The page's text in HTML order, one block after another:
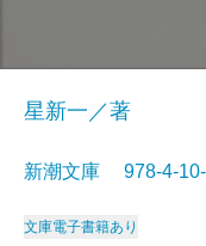
星新一／著
新潮文庫 978-4-
文庫電子書籍あり